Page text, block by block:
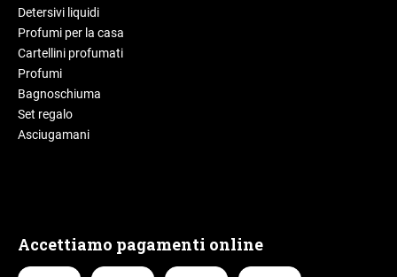
Detersivi liquidi
Profumi per la casa
Cartellini profumati
Profumi
Bagnoschiuma
Set regalo
Asciugamani
Accettiamo pagamenti online